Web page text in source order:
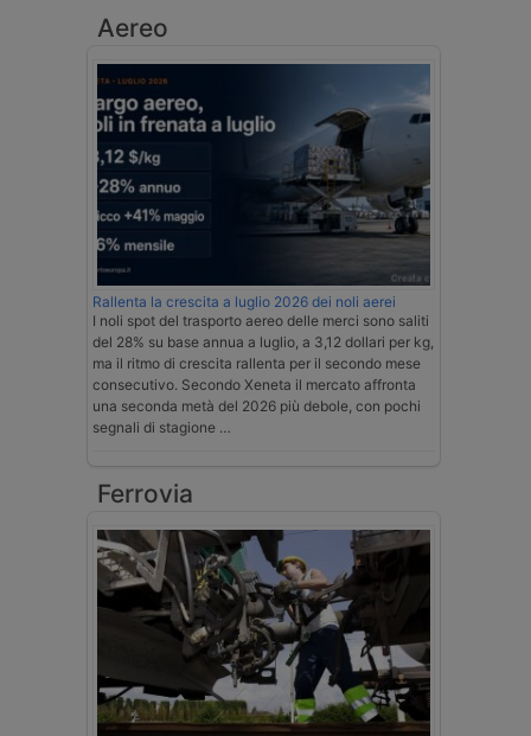
Aereo
Rallenta la crescita a luglio 2026 dei noli aerei
I noli spot del trasporto aereo delle merci sono saliti
del 28% su base annua a luglio, a 3,12 dollari per kg,
ma il ritmo di crescita rallenta per il secondo mese
consecutivo. Secondo Xeneta il mercato affronta
una seconda metà del 2026 più debole, con pochi
segnali di stagione …
Ferrovia